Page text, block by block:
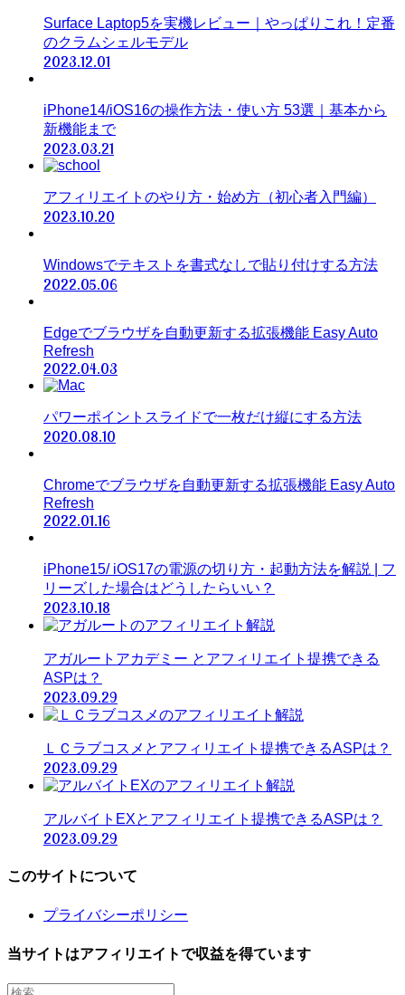
Surface Laptop5を実機レビュー｜やっぱりこれ！定番
のクラムシェルモデル
2023.12.01
iPhone14/iOS16の操作方法・使い方 53選｜基本から
新機能まで
2023.03.21
アフィリエイトのやり方・始め方（初心者入門編）
2023.10.20
Windowsでテキストを書式なしで貼り付けする方法
2022.05.06
Edgeでブラウザを自動更新する拡張機能 Easy Auto
Refresh
2022.04.03
パワーポイントスライドで一枚だけ縦にする方法
2020.08.10
Chromeでブラウザを自動更新する拡張機能 Easy Auto
Refresh
2022.01.16
iPhone15/ iOS17の電源の切り方・起動方法を解説 | フ
リーズした場合はどうしたらいい？
2023.10.18
アガルートアカデミー とアフィリエイト提携できる
ASPは？
2023.09.29
ＬＣラブコスメとアフィリエイト提携できるASPは？
2023.09.29
アルバイトEXとアフィリエイト提携できるASPは？
2023.09.29
このサイトについて
プライバシーポリシー
当サイトはアフィリエイトで収益を得ています
検